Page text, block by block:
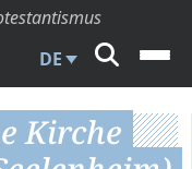
DE
Kirche